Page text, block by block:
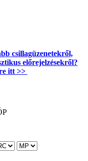
csillagüzenetekről,
előrejelzésekről?
itt >>